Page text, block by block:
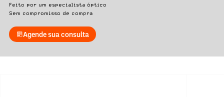
Feito por um especialista óptico
Sem compromisso de compra
Agende sua consulta